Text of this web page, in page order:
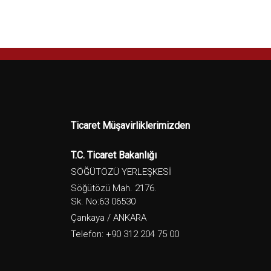
Ticaret Müşavirliklerimizden
T.C. Ticaret Bakanlığı
SÖĞÜTÖZÜ YERLEŞKESİ
Söğütözü Mah. 2176.
Sk. No:63 06530
Çankaya / ANKARA
Telefon: +90 312 204 75 00